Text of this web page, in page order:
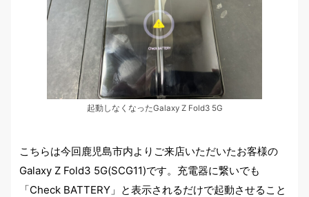
起動しなくなったGalaxy Z Fold3 5G
こちらは今回鹿児島市内よりご来店いただいたお客様の
Galaxy Z Fold3 5G(SCG11)です。充電器に繋いでも
「Check BATTERY」と表示されるだけで起動させること